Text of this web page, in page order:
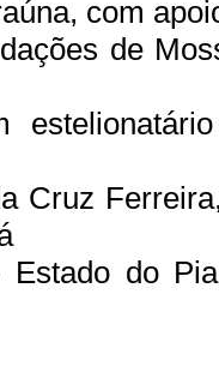
com
de
Cruz
Estado do